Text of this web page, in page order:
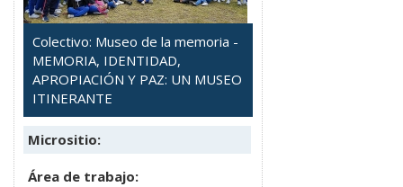
Colectivo: Museo de la memoria -
MEMORIA, IDENTIDAD,
APROPIACIÓN Y PAZ: UN MUSEO
ITINERANTE
Micrositio:
Área de trabajo: